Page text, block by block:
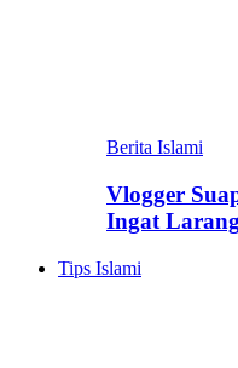
Berita Islami
Vlogger
Ingat
Tips Islami